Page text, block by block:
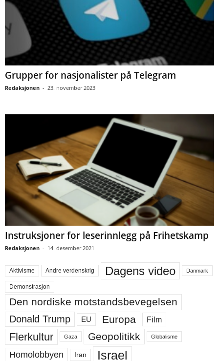
Grupper for nasjonalister på Telegram
Redaksjonen - 23. november 2023
Instruksjoner for leserinnlegg på Frihetskamp
Redaksjonen - 14. desember 2021
Aktivisme Andre verdenskrig Dagens video Danmark
Demonstrasjon
Den nordiske motstandsbevegelsen
Donald Trump EU Europa Film
Flerkultur Gaza Geopolitikk Globalisme
Homolobbyen Iran Israel